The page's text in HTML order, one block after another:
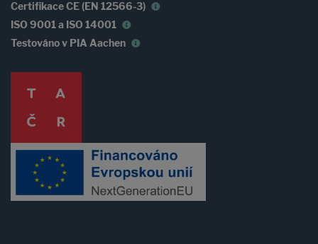
Certifikace CE (EN 12566-3)
ISO 9001 a ISO 14001
Testováno v PIA Aachen